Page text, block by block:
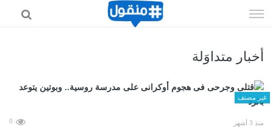
الى
أخبار متداوَلة
غير مصنف
منذ 3 أشهر 0